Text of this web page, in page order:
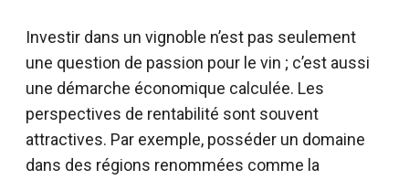
Investir dans un vignoble n’est pas seulement
une question de passion pour le vin ; c’est aussi
une démarche économique calculée. Les
perspectives de rentabilité sont souvent
attractives. Par exemple, posséder un domaine
dans des régions renommées comme la